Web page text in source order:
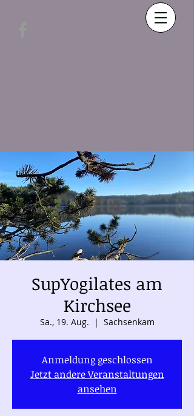
SupYogilates am
Kirchsee
Sa., 19. Aug.
  |
Sachsenkam
Anmeldung geschlossen
Jetzt andere Veranstaltungen
ansehen